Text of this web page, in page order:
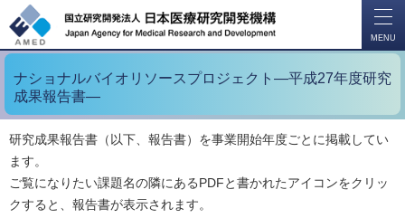
MENU
ナショナルバイオリソースプロジェクト―平成27年度研究
成果報告書―
研究成果報告書（以下、報告書）を事業開始年度ごとに掲載してい
ます。
ご覧になりたい課題名の隣にあるPDFと書かれたアイコンをクリッ
クすると、報告書が表示されます。